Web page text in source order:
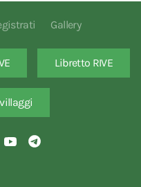
Gallery
Libretto RIVE